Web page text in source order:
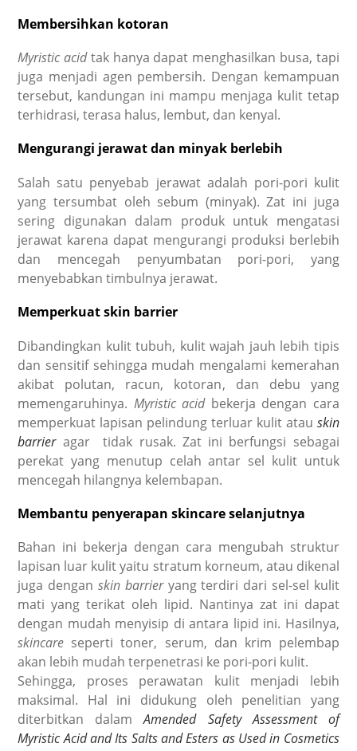
Membersihkan kotoran
Myristic acidtak hanya dapat menghasilkan busa, tapi
juga menjadi agen pembersih. Dengan kemampuan
tersebut, kandungan ini mampu menjaga kulit tetap
terhidrasi, terasa halus, lembut, dan kenyal.
Mengurangi jerawat dan minyak berlebih
Salah satu penyebab jerawat adalah pori-pori kulit
yang tersumbat oleh sebum (minyak). Zat ini juga
sering digunakan dalam produk untuk mengatasi
jerawat karena dapat mengurangi produksi berlebih
dan mencegah penyumbatan pori-pori, yang
menyebabkan timbulnya jerawat.
Memperkuat skin barrier
Dibandingkan kulit tubuh, kulit wajah jauh lebih tipis
dan sensitif sehingga mudah mengalami kemerahan
akibat polutan, racun, kotoran, dan debu yang
memengaruhinya. Myristic acid bekerja dengan cara
memperkuat lapisan pelindung terluar kulit atau skin
barrier agar
tidak rusak. Zat ini berfungsi sebagai
perekat yang menutup celah antar sel kulit untuk
mencegah hilangnya kelembapan.
Membantu penyerapan skincare selanjutnya
Bahan ini bekerja dengan cara mengubah struktur
lapisan luar kulit yaitu stratum korneum, atau dikenal
juga dengan skin barrieryang terdiri dari sel-sel kulit
mati yang terikat oleh lipid. Nantinya zat ini dapat
dengan mudah menyisip di antara lipid ini. Hasilnya,
skincare seperti toner, serum, dan krim pelembap
akan lebih mudah terpenetrasi ke pori-pori kulit.
Sehingga, proses perawatan kulit menjadi lebih
maksimal. Hal ini didukung oleh penelitian yang
diterbitkan dalamAmended Safety Assessment of
Myristic Acid and Its Salts and Esters as Used in Cosmetics